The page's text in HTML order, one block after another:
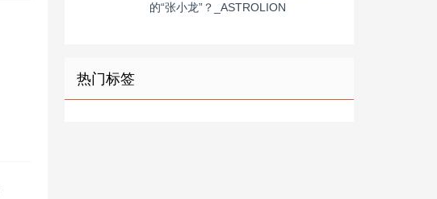
的“张小龙”？_ASTROLION
热门标签